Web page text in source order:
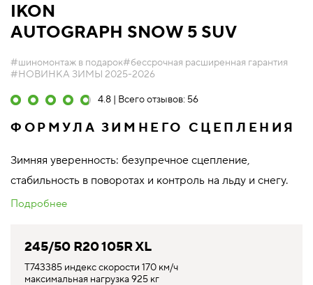
IKON
AUTOGRAPH SNOW 5 SUV
#шиномонтаж в подарок#бессрочная расширенная гарантия
#НОВИНКА ЗИМЫ 2025-2026
4.8 | Всего отзывов: 56
ФОРМУЛА ЗИМНЕГО СЦЕПЛЕНИЯ
Зимняя уверенность: безупречное сцепление,
стабильность в поворотах и контроль на льду и снегу.
Подробнее
245/50 R20 105R XL
T743385 индекс скорости 170 км/ч
максимальная нагрузка 925 кг